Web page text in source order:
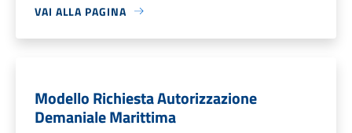
VAI ALLA PAGINA
Modello Richiesta Autorizzazione
Demaniale Marittima